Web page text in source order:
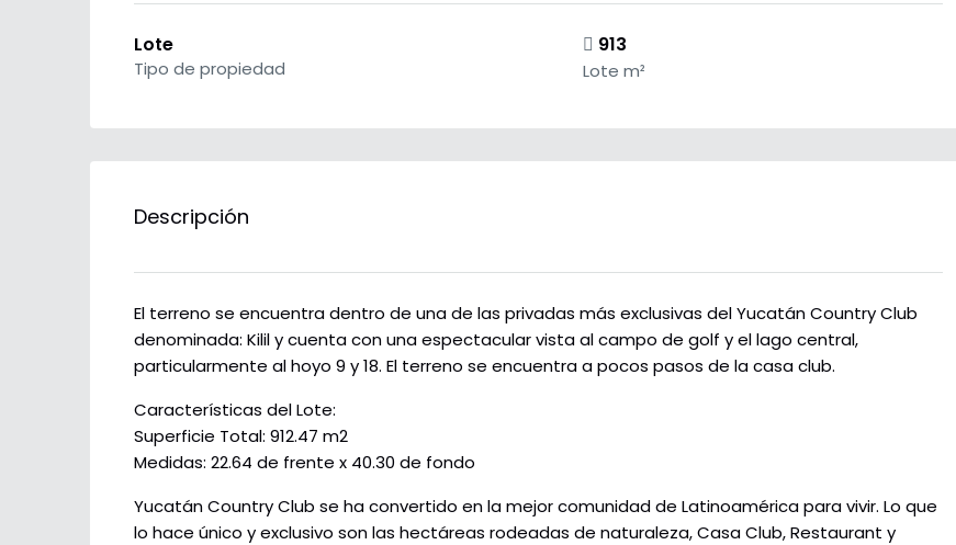
Lote
Tipo de propiedad
913
Lote m²
Descripción
El terreno se encuentra dentro de una de las privadas más exclusivas del Yucatán Country Club
denominada: Kilil y cuenta con una espectacular vista al campo de golf y el lago central,
particularmente al hoyo 9 y 18. El terreno se encuentra a pocos pasos de la casa club.
Características del Lote:
Superficie Total: 912.47 m2
Medidas: 22.64 de frente x 40.30 de fondo
Yucatán Country Club se ha convertido en la mejor comunidad de Latinoamérica para vivir. Lo que
lo hace único y exclusivo son las hectáreas rodeadas de naturaleza, Casa Club, Restaurant y